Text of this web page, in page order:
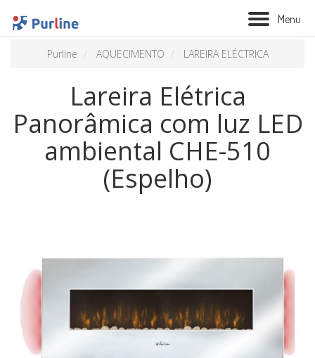
Menu
VENTILAÇÃO
TRATAMENTO AÉREO
CASA
Purline AQUECIMENTO LAREIRA ELÉCTRICA
Lareira Elétrica
Panorâmica com luz LED
ambiental CHE-510
(Espelho)